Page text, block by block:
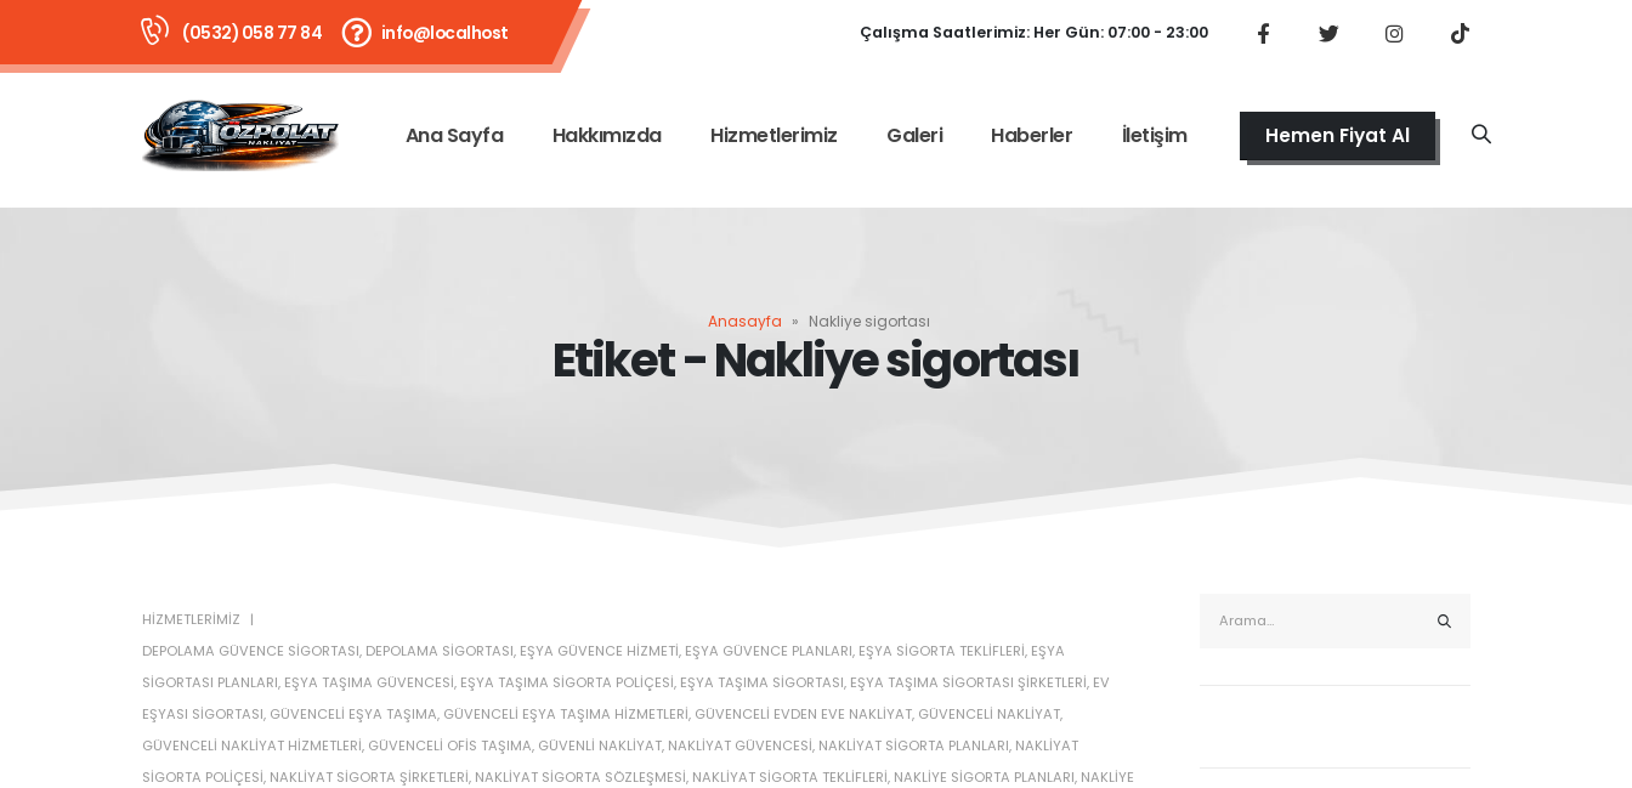
(0532) 058 77 84 info@localhost Çalışma Saatlerimiz: Her Gün: 07:00 - 23:00
Ana Sayfa Hakkımızda Hizmetlerimiz Galeri Haberler İletişim Hemen Fiyat Al
Anasayfa » Nakliye sigortası
Etiket - Nakliye sigortası
HIZMETLERIMIZ
DEPOLAMA GÜVENCE SIGORTASI, DEPOLAMA SIGORTASI, EŞYA GÜVENCE HIZMETI, EŞYA GÜVENCE PLANLARI, EŞYA SIGORTA TEKLIFLERI, EŞYA
SIGORTASI PLANLARI, EŞYA TAŞIMA GÜVENCESI, EŞYA TAŞIMA SIGORTA POLIÇESI, EŞYA TAŞIMA SIGORTASI, EŞYA TAŞIMA SIGORTASI ŞIRKETLERI, EV
EŞYASI SIGORTASI, GÜVENCELI EŞYA TAŞIMA, GÜVENCELI EŞYA TAŞIMA HIZMETLERI, GÜVENCELI EVDEN EVE NAKLIYAT, GÜVENCELI NAKLIYAT,
GÜVENCELI NAKLIYAT HIZMETLERI, GÜVENCELI OFIS TAŞIMA, GÜVENLI NAKLIYAT, NAKLIYAT GÜVENCESI, NAKLIYAT SIGORTA PLANLARI, NAKLIYAT
SIGORTA POLIÇESI, NAKLIYAT SIGORTA ŞIRKETLERI, NAKLIYAT SIGORTA SÖZLEŞMESI, NAKLIYAT SIGORTA TEKLIFLERI, NAKLIYE SIGORTA PLANLARI, NAKLIYE